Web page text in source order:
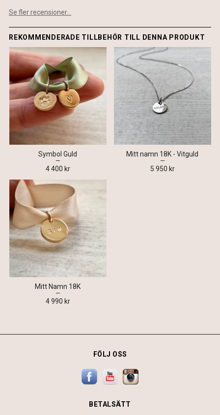
Se fler recensioner...
REKOMMENDERADE TILLBEHÖR TILL DENNA PRODUKT
Symbol Guld
4 400 kr
Mitt namn 18K - Vitguld
5 950 kr
Mitt Namn 18K
4 990 kr
BETALSÄTT
FÖLJ OSS